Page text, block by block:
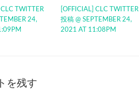
TWITTER
24,
[OFFICIAL] CLC TWITTER
投稿 @ SEPTEMBER 24,
2021 AT 11:08PM
を残す